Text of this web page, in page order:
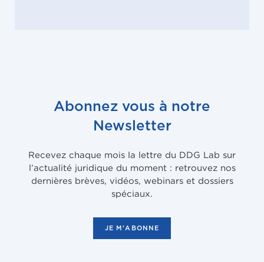
Abonnez vous à notre
Newsletter
Recevez chaque mois la lettre du DDG Lab sur
l’actualité juridique du moment : retrouvez nos
dernières brèves, vidéos, webinars et dossiers
spéciaux.
JE M'ABONNE